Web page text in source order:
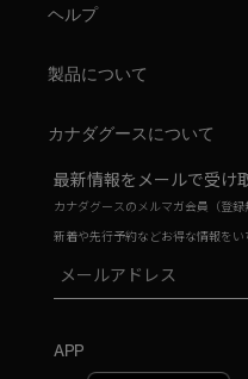
ヘルプ
製品について
カナダグースについて
最新情報をメールで受け
カナダグースのメルマガ会員（登録
新着や先行予約などお得な情報をい
APP